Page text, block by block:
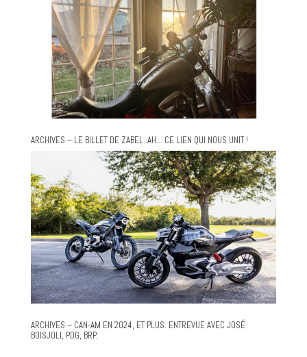
ARCHIVES – LE BILLET DE ZABEL. AH… CE LIEN QUI NOUS UNIT !
ARCHIVES – CAN-AM EN 2024, ET PLUS. ENTREVUE AVEC JOSÉ
BOISJOLI, PDG, BRP.